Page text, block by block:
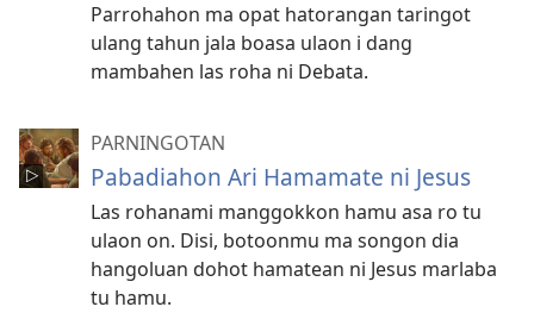
Parrohahon ma opat hatorangan taringot
ulang tahun jala boasa ulaon i dang
mambahen las roha ni Debata.
PARNINGOTAN
Pabadiahon Ari Hamamate ni Jesus
Las rohanami manggokkon hamu asa ro tu
ulaon on. Disi, botoonmu ma songon dia
hangoluan dohot hamatean ni Jesus marlaba
tu hamu.